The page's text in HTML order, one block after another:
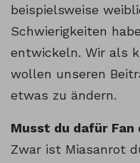
beispielsweise
Schwierigkeiten
entwickeln. Wir als
wollen unseren
etwas zu ändern.
Musst du dafür Fan
Zwar ist Miasanrot